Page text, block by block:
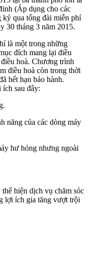
(Áp dụng cho các
ký qua tổng đài miễn phí
30 tháng 3 năm 2015.
là một trong những
đích mang lại điều
hoà. Chương trình
điều hoà còn trong thời
hết hạn bảo hành.
sau đây:
năng của các dòng máy
hư hỏng nhưng ngoài
hiện dịch vụ chăm sóc
lợi ích gia tăng vượt trội